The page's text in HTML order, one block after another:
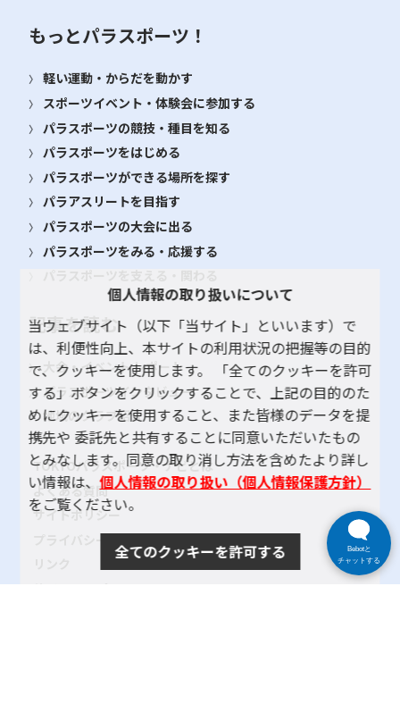
もっとパラスポーツ！
軽い運動・からだを動かす
スポーツイベント・体験会に参加する
パラスポーツの競技・種目を知る
パラスポーツをはじめる
パラスポーツができる場所を探す
パラアスリートを目指す
パラスポーツの大会に出る
パラスポーツをみる・応援する
記事を読む
大会・イベント レポート
パラスポーツインタビュー
地域のクラブ紹介
TOKYOパラスポーツ・ナビとは
よくある質問
サイトポリシー
プライバシーポリシー
サイトマップ
個人情報の取り扱いについて
当ウェブサイト（以下「当サイト」といいます）で
は、利便性向上、本サイトの利用状況の把握等の目的
で、クッキーを使用します。 「全てのクッキーを許可
する」ボタンをクリックすることで、上記の目的のた
めにクッキーを使用すること、また皆様のデータを提
携先や 委託先と共有することに同意いただいたもの
とみなします。同意の取り消し方法を含めたより詳し
い情報は、個人情報の取り扱い（個人情報保護方針）
をご覧ください。
全てのクッキーを許可する
Bebotと
チャットする